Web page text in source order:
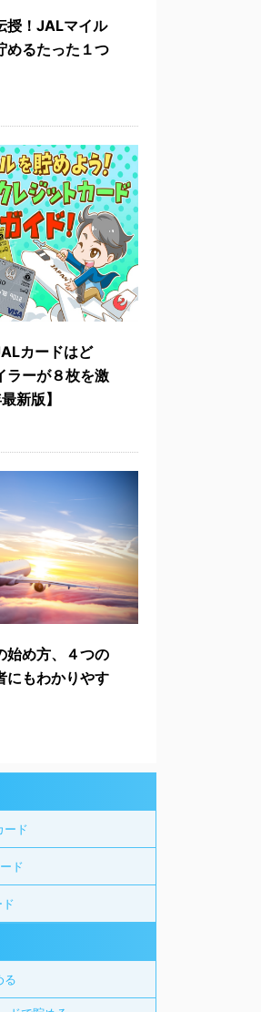
授！JALマイル
めるたった１つ
カードはど
ラーが８枚を激
新版】
始め方、４つの
にもわかりやす
ード
ド
る